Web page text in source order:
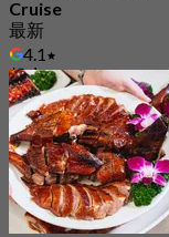
Cruise
最新
4.1
起฿ 1,320